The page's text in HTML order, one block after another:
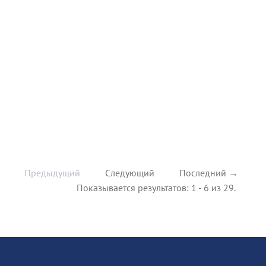
Показывается результатов: 1 - 6 из 29.
Предыдущий Следующий Последний →